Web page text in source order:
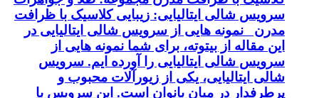
سرویس شالی ایتالیایی: زیبایی کلاسیک با ظرافت
مدرن نمونه هایی از سرویس شالی ایتالیایی در
این مقاله از بیتوته، برای شما نمونه هایی از
سرویس شالی ایتالیایی را آورده ایم. سرویس
شالی ایتالیایی، یکی از زیورآلات محبوب و
پرطرفدار در میان بانوان است. این سرویس با